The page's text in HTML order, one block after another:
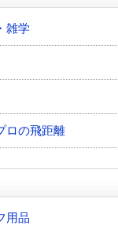
雑学
ロの飛距離
用品